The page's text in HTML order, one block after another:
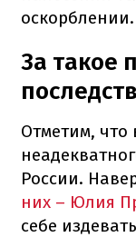
оскорблении.
За такое
Отметим, что
России.
них – Юлия
себе